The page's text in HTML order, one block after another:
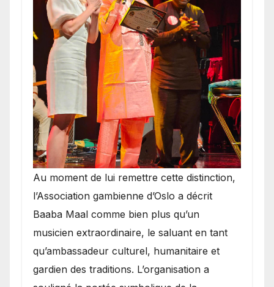
​Au moment de lui remettre cette distinction,
l’Association gambienne d’Oslo a décrit
Baaba Maal comme bien plus qu’un
musicien extraordinaire, le saluant en tant
qu’ambassadeur culturel, humanitaire et
gardien des traditions. L’organisation a